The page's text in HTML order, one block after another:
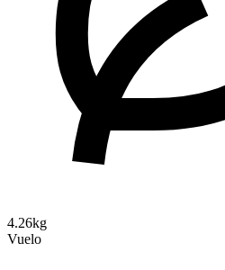
4.26kg
Vuelo